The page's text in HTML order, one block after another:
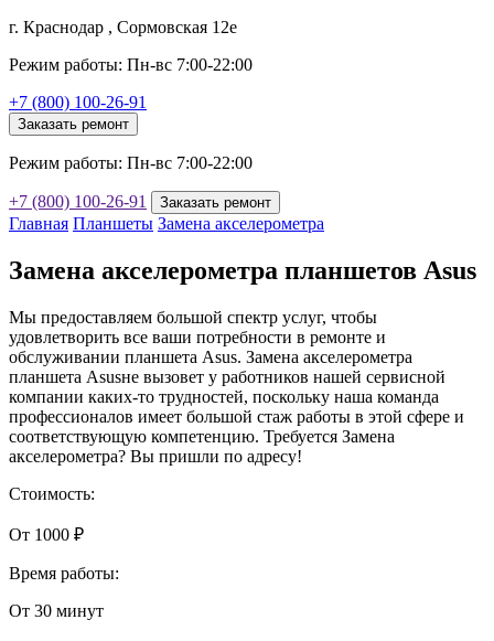
г. Краснодар , Сормовская 12е
Режим работы: Пн-вс 7:00-22:00
+7 (800) 100-26-91
Заказать ремонт
Режим работы: Пн-вс 7:00-22:00
+7 (800) 100-26-91 Заказать ремонт
Главная Планшеты Замена акселерометра
Замена акселерометра планшетов Asus
Мы предоставляем большой спектр услуг, чтобы
удовлетворить все ваши потребности в ремонте и
обслуживании планшета Asus. Замена акселерометра
планшета Asusне вызовет у работников нашей сервисной
компании каких-то трудностей, поскольку наша команда
профессионалов имеет большой стаж работы в этой сфере и
соответствующую компетенцию. Требуется Замена
акселерометра? Вы пришли по адресу!
Стоимость:
От 1000 ₽
Время работы:
От 30 минут